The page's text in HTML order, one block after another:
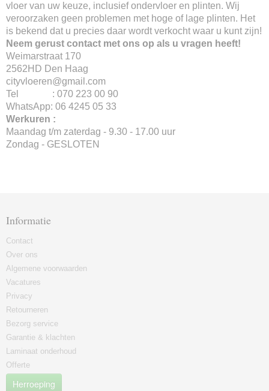
vloer van uw keuze, inclusief ondervloer en plinten. Wij
veroorzaken geen problemen met hoge of lage plinten. Het
is bekend dat u precies daar wordt verkocht waar u kunt zijn!
Neem gerust contact met ons op als u vragen heeft!
Weimarstraat 170
2562HD Den Haag
cityvloeren@gmail.com
Tel : 070 223 00 90
WhatsApp: 06 4245 05 33
Werkuren :
Maandag t/m zaterdag - 9.30 - 17.00 uur
Zondag - GESLOTEN
Informatie
Contact
Over ons
Algemene voorwaarden
Vacatures
Privacy
Retourneren
Bezorg service
Garantie & klachten
Laminaat onderhoud
Offerte
Herroeping